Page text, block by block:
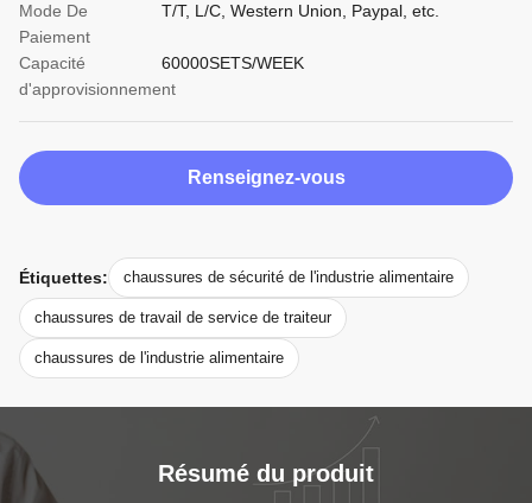
Mode De
Paiement
T/T, L/C, Western Union, Paypal, etc.
Capacité
d'approvisionnement
60000SETS/WEEK
Renseignez-vous
Étiquettes: chaussures de sécurité de l'industrie alimentaire
chaussures de travail de service de traiteur
chaussures de l'industrie alimentaire
Résumé du produit